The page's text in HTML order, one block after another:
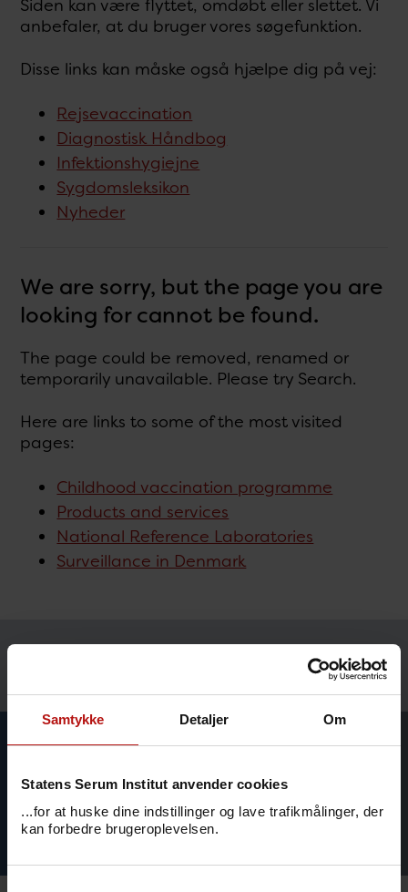
Samtykke Detaljer Om
Statens Serum Institut anvender cookies
...for at huske dine indstillinger og lave trafikmålinger, der
kan forbedre brugeroplevelsen.
Siden kan være flyttet, omdøbt eller slettet. Vi
anbefaler, at du bruger vores søgefunktion.
Disse links kan måske også hjælpe dig på vej:
Rejsevaccination
Diagnostisk Håndbog
Infektionshygiejne
Sygdomsleksikon
Nyheder
We are sorry, but the page you are
looking for cannot be found.
The page could be removed, renamed or
temporarily unavailable. Please try Search.
Here are links to some of the most visited
pages:
Childhood vaccination programme
Products and services
National Reference Laboratories
Surveillance in Denmark